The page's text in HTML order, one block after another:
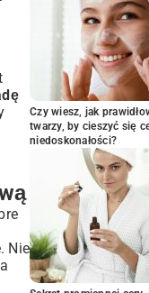
Nie
Czy wiesz, jak
twarzy, by cieszyć się
niedoskonałości?